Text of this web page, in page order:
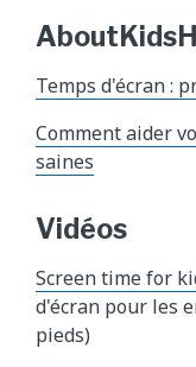
Temps d'écran :
Comment aider
saines
Vidéos
Screen time for
d'écran pour les
pieds)